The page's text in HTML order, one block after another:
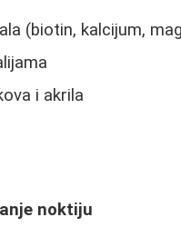
(biotin, kalcijum,
i akrila
noktiju